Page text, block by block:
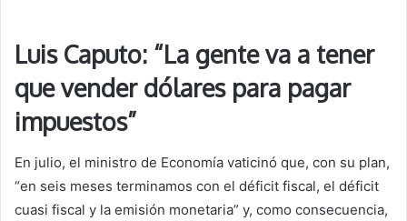
Luis Caputo: “La gente va a tener
que vender dólares para pagar
impuestos”
En julio, el ministro de Economía vaticinó que, con su plan,
“en seis meses terminamos con el déficit fiscal, el déficit
cuasi fiscal y la emisión monetaria” y, como consecuencia,